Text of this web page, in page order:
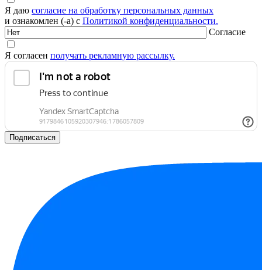
Я даю согласие на обработку персональных данных
и ознакомлен (-а) с Политикой конфиденциальности.
Согласие
Я согласен получать рекламную рассылку.